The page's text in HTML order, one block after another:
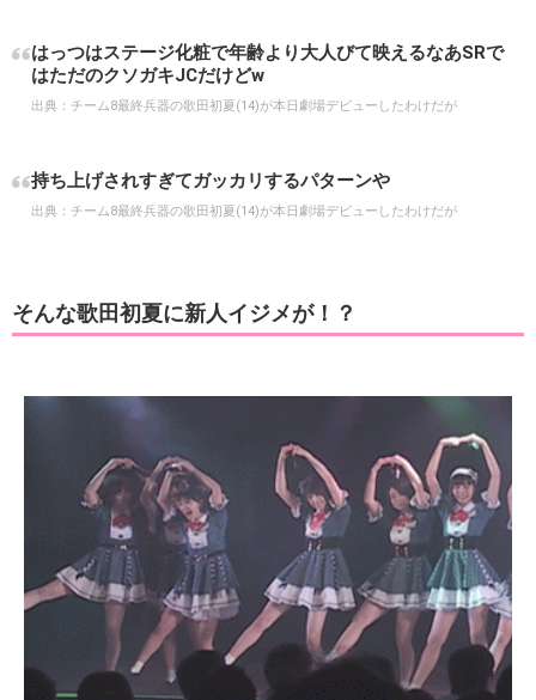
はっつはステージ化粧で年齢より大人びて映えるなあSRで
はただのクソガキJCだけどw
出典： チーム8最終兵器の歌田初夏(14)が本日劇場デビューしたわけだが
持ち上げされすぎてガッカリするパターンや
出典： チーム8最終兵器の歌田初夏(14)が本日劇場デビューしたわけだが
そんな歌田初夏に新人イジメが！？